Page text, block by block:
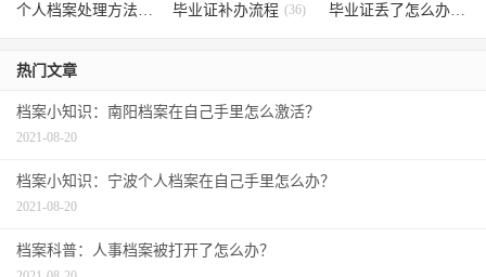
毕业证补办流程 (36) 毕业证丢了怎么办
热门文章
档案小知识：南阳档案在自己手里怎么激活？
2021-08-20
档案小知识：宁波个人档案在自己手里怎么办？
2021-08-20
档案科普：人事档案被打开了怎么办？